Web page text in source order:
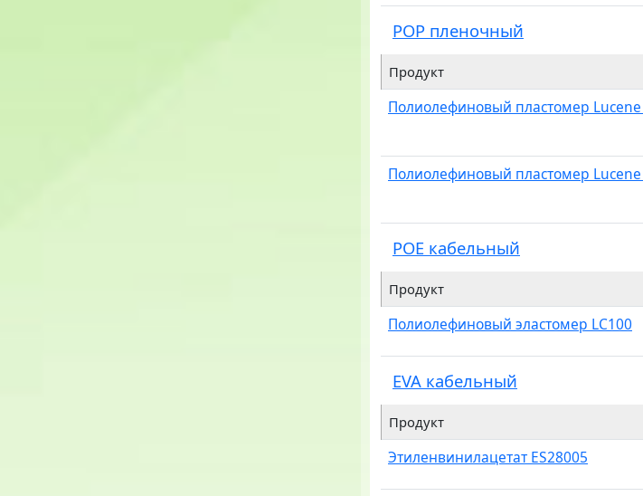
POP пленочный
Продукт
Полиолефиновый пластомер Lucene
Полиолефиновый пластомер Lucene
POE кабельный
Продукт
Полиолефиновый эластомер LC100
EVA кабельный
Продукт
Этиленвинилацетат ES28005